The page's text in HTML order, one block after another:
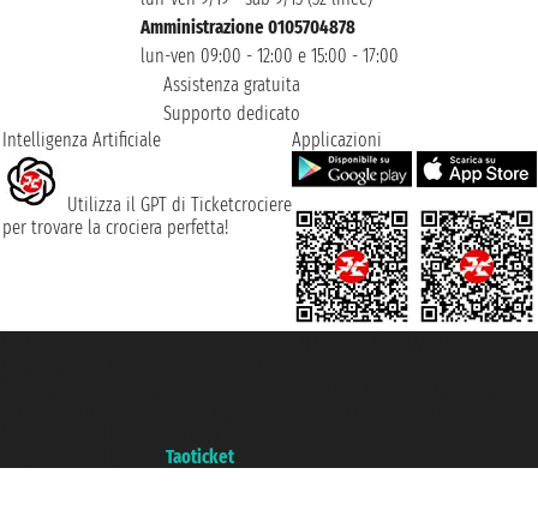
Amministrazione 0105704878
lun-ven 09:00 - 12:00 e 15:00 - 17:00
Assistenza gratuita
Supporto dedicato
Intelligenza Artificiale
Utilizza il GPT di Ticketcrociere
per trovare la crociera perfetta!
Applicazioni
Taoticket